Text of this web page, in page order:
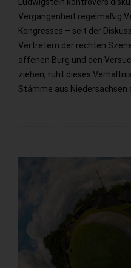
Vergangenheit regelmäßig
Kongresses – seit der
Vertretern der rechten
offenen Burg und den
ziehen, ruht dieses
Stämme aus Niedersachsen